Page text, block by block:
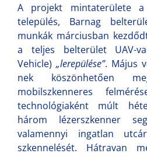
A projekt mintaterülete a
település, Barnag
munkák márciusban
a teljes belterület UAV-
Vehicle) „lerepülése”. Május
nek köszönhetően
mobilszkenneres
technológiaként múlt
három lézerszkenner
valamennyi ingatlan
szkennelését. Hátravan